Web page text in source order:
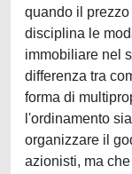
quando il prezzo
disciplina le
immobiliare nel
differenza tra
forma di
l'ordinamento
organizzare il
azionisti, ma